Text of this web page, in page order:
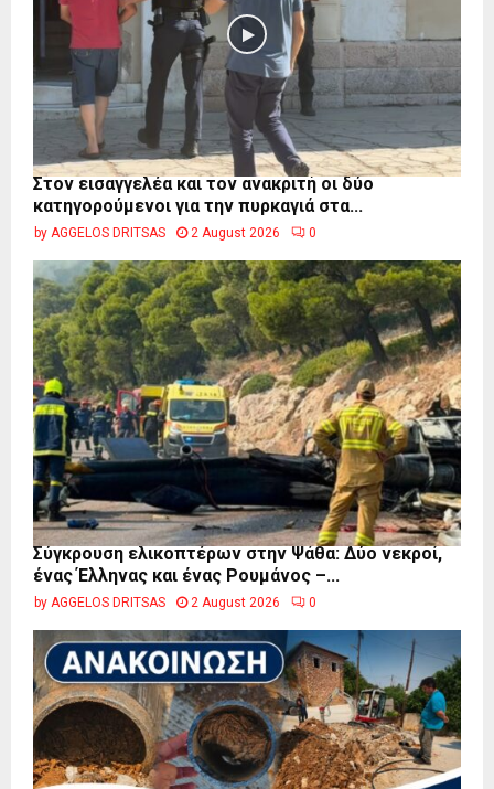
Στον εισαγγελέα και τον ανακριτή οι δύο
κατηγορούμενοι για την πυρκαγιά στα...
by AGGELOS DRITSAS 2 August 2026 0
Σύγκρουση ελικοπτέρων στην Ψάθα: Δύο νεκροί,
ένας Έλληνας και ένας Ρουμάνος –...
by AGGELOS DRITSAS 2 August 2026 0